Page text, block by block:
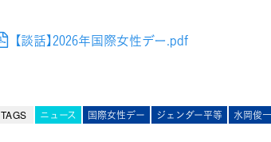
【談話】2026年国際女性デー.pdf
TAGS ニュース 国際女性デー ジェンダー平等 水岡俊一